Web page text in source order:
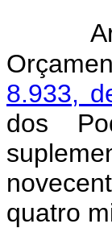
8.933,
dos
quatro